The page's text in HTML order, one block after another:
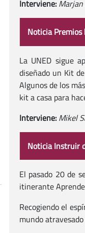
Interviene: Marjan
Noticia
La UNED sigue
diseñado un Kit
Algunos de los
kit a casa para
Interviene: Mikel
Noticia Instruir
El pasado 20 de
itinerante
Recogiendo el
mundo